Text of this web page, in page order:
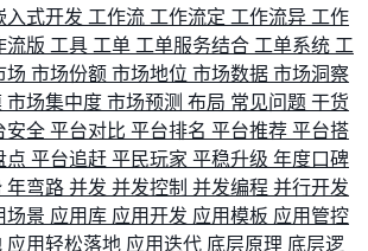
入式开发 工作流 工作流定 工作流异 工作
流版 工具 工单 工单服务结合 工单系统 工
场 市场份额 市场地位 市场数据 市场洞察
市场集中度 市场预测 布局 常见问题 干货
安全 平台对比 平台排名 平台推荐 平台搭
点 平台追赶 平民玩家 平稳升级 年度口碑
年弯路 并发 并发控制 并发编程 并行开发
场景 应用库 应用开发 应用模板 应用管控
应用轻松落地 应用迭代 底层原理 底层逻